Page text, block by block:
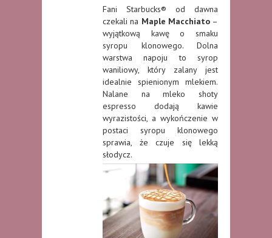
Fani Starbucks® od dawna
czekali na Maple Macchiato–
wyjątkową kawę o smaku
syropu klonowego. Dolna
warstwa napoju to syrop
waniliowy, który zalany jest
idealnie spienionym mlekiem.
Nalane na mleko shoty
espresso dodają kawie
wyrazistości, a wykończenie w
postaci syropu klonowego
sprawia, że czuje się lekką
słodycz.